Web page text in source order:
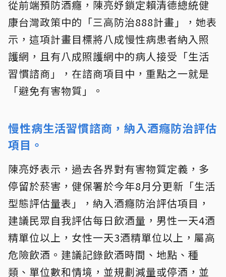
從前端預防酒癮，陳亮妤鎖定賴清德總統健
康台灣政策中的「三高防治888計畫」，她表
示，這項計畫目標將八成慢性病患者納入照
護網，且有八成照護網中的病人接受「生活
習慣諮商」，在諮商項目中，重點之一就是
「避免有害物質」。
慢性病生活習慣諮商，納入酒癮防治評估
項目。
陳亮妤表示，過去各界對有害物質定義，多
停留於菸害，健保署於今年8月分更新「生活
型態評估量表」，納入酒癮防治評估項目，
建議民眾自我評估每日飲酒量，男性一天4酒
精單位以上，女性一天3酒精單位以上，屬高
危險飲酒。建議記錄飲酒時間、地點、種
類、單位數和情境，並規劃減量或停酒，並